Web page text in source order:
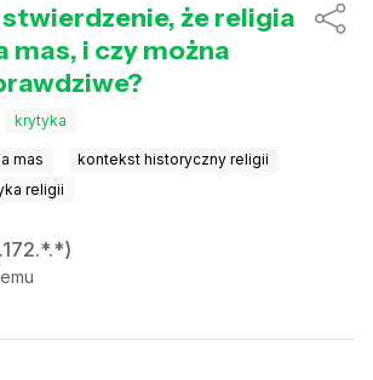
że religia
mas, i czy można
krytyka
mas
kontekst historyczny religii
religii